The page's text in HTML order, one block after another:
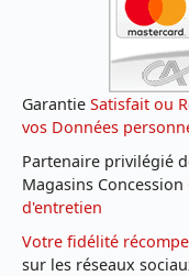
Garantie Satisfait ou
vos Données
Partenaire privilégié
Magasins Concession
d'entretien
Votre fidélité
sur les réseaux